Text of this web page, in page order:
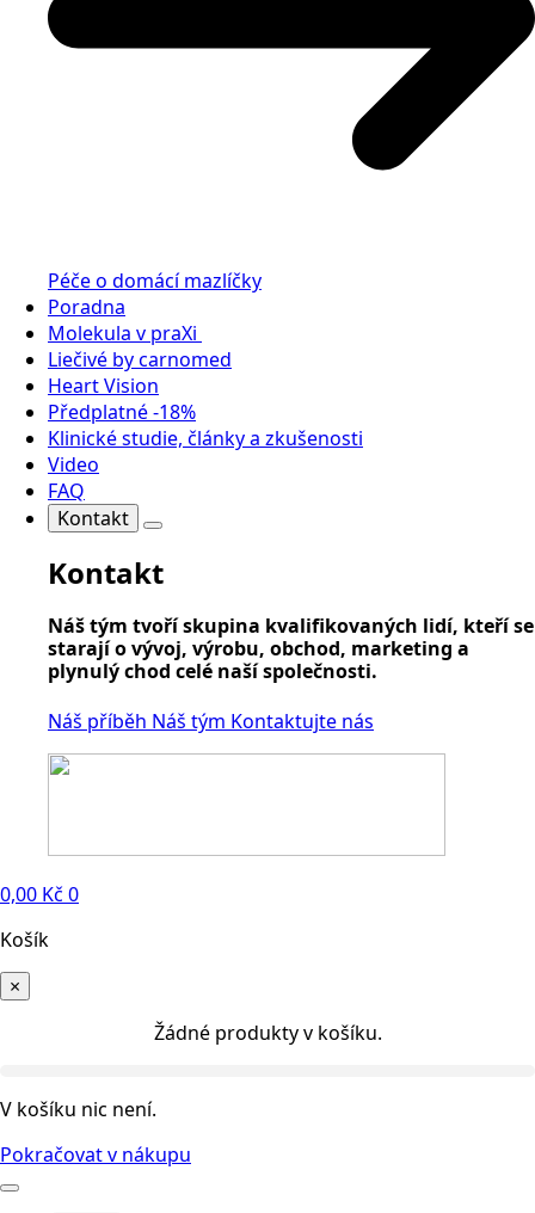
Péče o domácí mazlíčky
Poradna
Molekula v praXi
Liečivé by carnomed
Heart Vision
Předplatné -18%
Klinické studie, články a zkušenosti
Video
FAQ
Kontakt
Kontakt
Náš tým tvoří skupina kvalifikovaných lidí, kteří se
starají o vývoj, výrobu, obchod, marketing a
plynulý chod celé naší společnosti.
Náš příběh Náš tým Kontaktujte nás
0,00 Kč 0
Košík
×
Žádné produkty v košíku.
V košíku nic není.
Pokračovat v nákupu